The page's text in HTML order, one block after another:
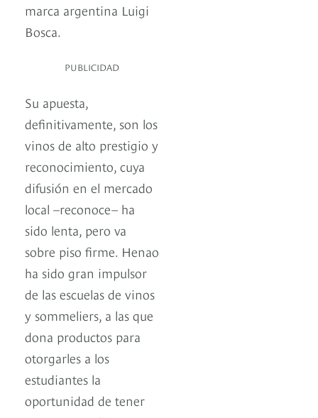
marca argentina Luigi
Bosca.
PUBLICIDAD
Su apuesta,
definitivamente, son los
vinos de alto prestigio y
reconocimiento, cuya
difusión en el mercado
local –reconoce– ha
sido lenta, pero va
sobre piso firme. Henao
ha sido gran impulsor
de las escuelas de vinos
y sommeliers, a las que
dona productos para
otorgarles a los
estudiantes la
oportunidad de tener